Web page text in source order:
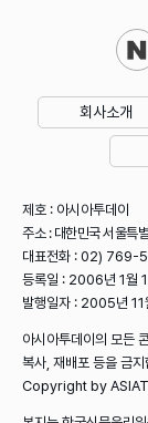
회사소개
제호 : 아시아투데이
주소 : 대한민국 서울특
대표전화 : 02) 769-
등록일 : 2006년 1월
발행일자 : 2005년 11
아시아투데이의 모든
복사, 재배포 등을 금지
Copyright by